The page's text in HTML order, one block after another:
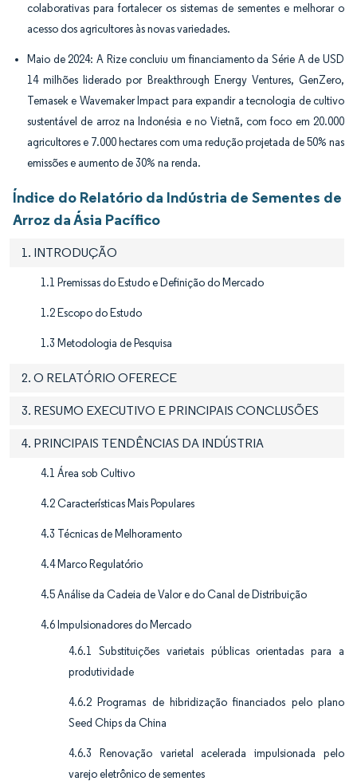
colaborativas para fortalecer os sistemas de sementes e melhorar o
acesso dos agricultores às novas variedades.
Maio de 2024: A Rize concluiu um financiamento da Série A de USD
14 milhões liderado por Breakthrough Energy Ventures, GenZero,
Temasek e Wavemaker Impact para expandir a tecnologia de cultivo
sustentável de arroz na Indonésia e no Vietnã, com foco em 20.000
agricultores e 7.000 hectares com uma redução projetada de 50% nas
emissões e aumento de 30% na renda.
Índice do Relatório da Indústria de Sementes de
Arroz da Ásia Pacífico
1. INTRODUÇÃO
1.1 Premissas do Estudo e Definição do Mercado
1.2 Escopo do Estudo
1.3 Metodologia de Pesquisa
2. O RELATÓRIO OFERECE
3. RESUMO EXECUTIVO E PRINCIPAIS CONCLUSÕES
4. PRINCIPAIS TENDÊNCIAS DA INDÚSTRIA
4.1 Área sob Cultivo
4.2 Características Mais Populares
4.3 Técnicas de Melhoramento
4.4 Marco Regulatório
4.5 Análise da Cadeia de Valor e do Canal de Distribuição
4.6 Impulsionadores do Mercado
4.6.1 Substituições varietais públicas orientadas para a
produtividade
4.6.2 Programas de hibridização financiados pelo plano
Seed Chips da China
4.6.3 Renovação varietal acelerada impulsionada pelo
varejo eletrônico de sementes